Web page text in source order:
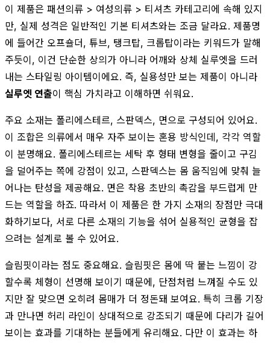
이 제품은 패션의류 > 여성의류 > 티셔츠 카테고리에 속해 있지
만, 실제 성격은 일반적인 기본 티셔츠와는 조금 달라요. 제품명
에 들어간 오프숄더, 튜브, 탱크탑, 크롭탑이라는 키워드가 말해
주듯이, 이건 단순한 상의가 아니라 어깨와 상체 실루엣을 드러
내는 스타일링 아이템이에요. 즉, 실용성만 보는 제품이 아니라
실루엣 연출이 핵심 가치라고 이해하면 쉬워요.
주요 소재는 폴리에스테르, 스판덱스, 면으로 구성되어 있어요.
이 조합은 의류에서 매우 자주 보이는 혼용 방식인데, 각각 역할
이 분명해요. 폴리에스테르는 세탁 후 형태 변형을 줄이고 구김
을 덜어주는 쪽에 강점이 있고, 스판덱스는 몸 움직임에 맞춰 늘
어나는 탄성을 제공해요. 면은 착용 초반의 촉감을 부드럽게 만
드는 역할을 하죠. 따라서 이 제품은 한 가지 소재의 장점만 극대
화하기보다, 서로 다른 소재의 기능을 섞어 실용적인 균형을 잡
으려는 설계로 볼 수 있어요.
슬림핏이라는 점도 중요해요. 슬림핏은 몸에 딱 붙는 느낌이 강
할수록 체형이 선명해 보이기 때문에, 단점처럼 느껴질 수도 있
지만 잘 맞으면 오히려 몸매가 더 정돈돼 보여요. 특히 크롭 기장
과 만나면 허리 라인이 상대적으로 강조되기 때문에 다리가 길어
보이는 효과를 기대하는 분들에게 유리해요. 다만 이 효과는 하